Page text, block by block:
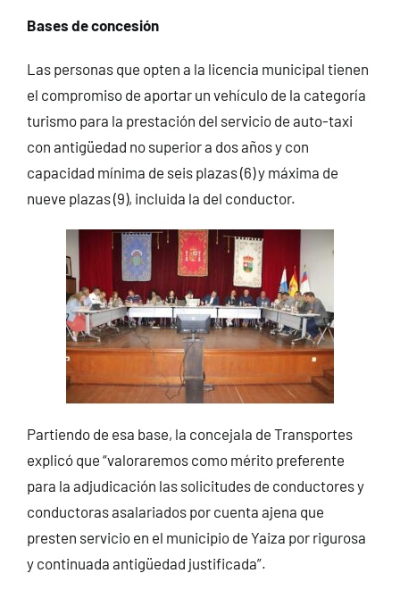
Bases de concesión
Las personas que opten a la licencia municipal tienen
el compromiso de aportar un vehículo de la categoría
turismo para la prestación del servicio de auto-taxi
con antigüedad no superior a dos años y con
capacidad mínima de seis plazas (6) y máxima de
nueve plazas (9), incluida la del conductor.
Partiendo de esa base, la concejala de Transportes
explicó que “valoraremos como mérito preferente
para la adjudicación las solicitudes de conductores y
conductoras asalariados por cuenta ajena que
presten servicio en el municipio de Yaiza por rigurosa
y continuada antigüedad justificada”.